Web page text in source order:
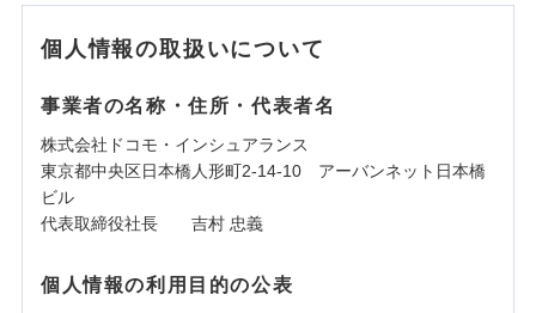
個人情報の取扱いについて
事業者の名称・住所・代表者名
株式会社ドコモ・インシュアランス
東京都中央区日本橋人形町2-14-10 アーバンネット日本橋
ビル
代表取締役社長 吉村 忠義
個人情報の利用目的の公表